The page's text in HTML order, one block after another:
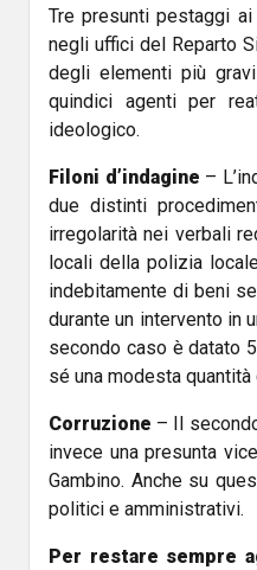
Tre presunti pestaggi
negli uffici del Reparto
degli elementi più
quindici agenti per
ideologico.
Filoni d’indagine –
due distinti
irregolarità nei verbali
locali della polizia
indebitamente di beni
durante un intervento in
secondo caso è datato
sé una modesta quantità
Corruzione – Il
invece una presunta
Gambino. Anche su
politici e amministrativi.
Per restare sempre